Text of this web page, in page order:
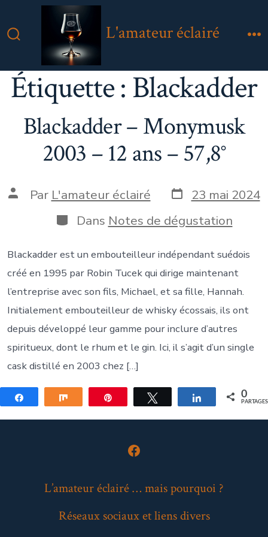
au
Bascule
Rechercher
L'amateur éclairé
Étiquette :Blackadder
Blackadder – Monymusk
2003 – 12 ans – 57,8°
Auteur
publication
Par L'amateur éclairé Date
de
publication
23 mai 2024
Catégories
Dans Notes de dégustation
Blackadder est un embouteilleur indépendant suédois
créé en 1995 par Robin Tucek qui dirige maintenant
l’entreprise avec son fils, Michael, et sa fille, Hannah.
Initialement embouteilleur de whisky écossais, ils ont
depuis développé leur gamme pour inclure d’autres
spiritueux, dont le rhum et le gin. Ici, il s’agit d’un single
cask distillé en 2003 chez […]
Partagez Partagez Tweetez Partagez 0
PARTAGES
Open
in
a
L’amateur éclairé … mais pourquoi ?
Réseaux sociaux et liens divers